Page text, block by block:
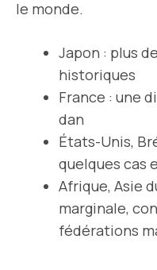
le monde.
Japon : plus
historiques
France : une
dan
États-Unis,
quelques cas
Afrique, Asie
marginale,
fédérations